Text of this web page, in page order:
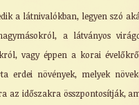
a látnivalókban, legyen szó
a látványos
vagy éppen a korai
erdei növények, melyek
az időszakra összpontosítják,